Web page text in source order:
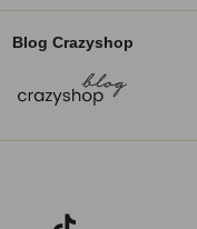
Blog Crazyshop